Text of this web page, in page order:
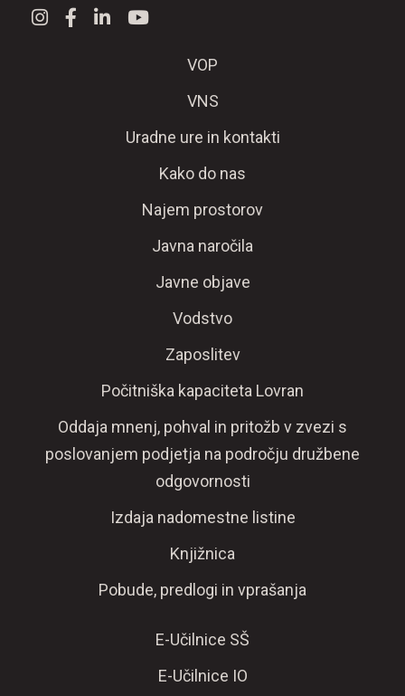
VOP
VNS
Uradne ure in kontakti
Kako do nas
Najem prostorov
Javna naročila
Javne objave
Vodstvo
Zaposlitev
Počitniška kapaciteta Lovran
Oddaja mnenj, pohval in pritožb v zvezi s
poslovanjem podjetja na področju družbene
odgovornosti
Izdaja nadomestne listine
Knjižnica
Pobude, predlogi in vprašanja
E-Učilnice SŠ
E-Učilnice IO